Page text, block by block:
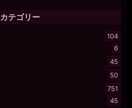
カテゴリー
104
6
45
50
751
45